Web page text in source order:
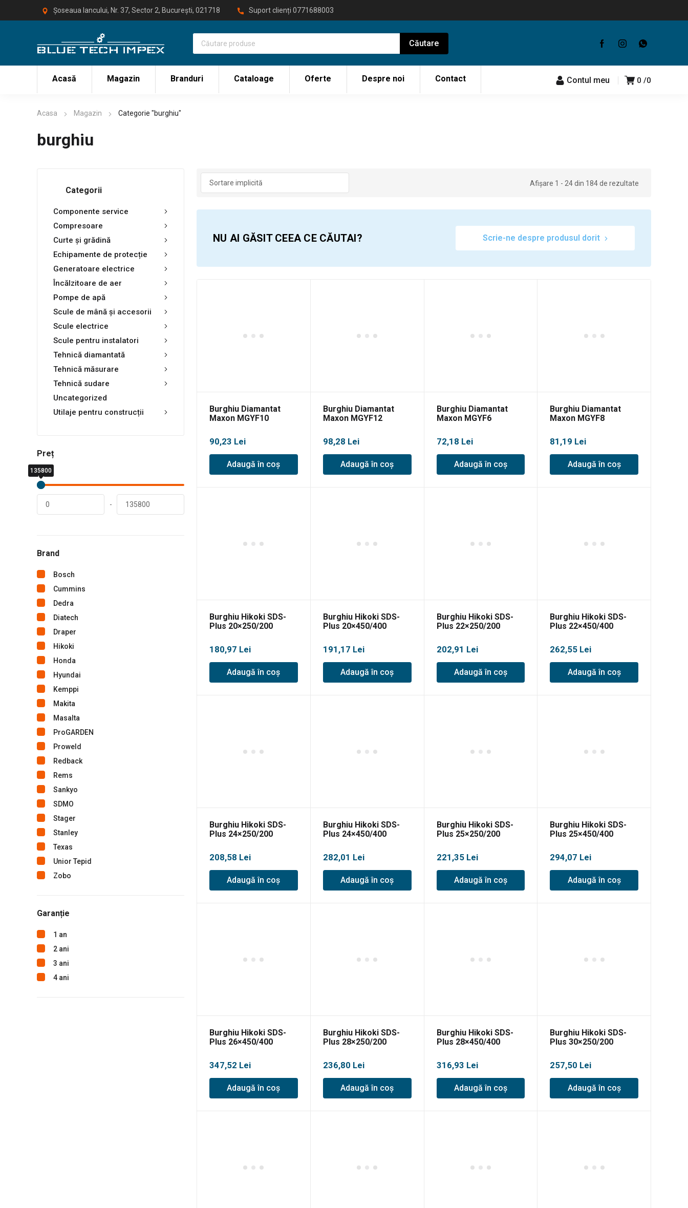
Șoseaua Iancului, Nr. 37, Sector 2, București, 021718 Suport clienți 0771688003
Acasă Magazin Branduri Cataloage Oferte Despre noi Contact 0 0
Contul meu
Acasa Magazin Categorie "burghiu"
burghiu
Categorii
Componente service
Compresoare
Curte și grădină
Echipamente de protecție
Generatoare electrice
Încălzitoare de aer
Pompe de apă
Scule de mână și accesorii
Scule electrice
Scule pentru instalatori
Tehnică diamantată
Tehnică măsurare
Tehnică sudare
Uncategorized
Utilaje pentru construcții
Preț
0
lei
135800
lei
-
Brand
Bosch
Cummins
Dedra
Diatech
Draper
Hikoki
Honda
Hyundai
Kemppi
Makita
Masalta
ProGARDEN
Proweld
Redback
Rems
Sankyo
SDMO
Stager
Stanley
Texas
Unior Tepid
Zobo
Garanție
1 an
2 ani
3 ani
4 ani
Afișare 1 - 24 din 184 de rezultate
NU AI GĂSIT CEEA CE CĂUTAI? Scrie-ne despre produsul dorit
Burghiu Diamantat
Maxon MGYF10
90,23 Lei
Adaugă în coș
Burghiu Diamantat
Maxon MGYF12
98,28 Lei
Adaugă în coș
Burghiu Diamantat
Maxon MGYF6
72,18 Lei
Adaugă în coș
Burghiu Diamantat
Maxon MGYF8
81,19 Lei
Adaugă în coș
Burghiu Hikoki SDS-
Plus 20×250/200
180,97 Lei
Adaugă în coș
Burghiu Hikoki SDS-
Plus 20×450/400
191,17 Lei
Adaugă în coș
Burghiu Hikoki SDS-
Plus 22×250/200
202,91 Lei
Adaugă în coș
Burghiu Hikoki SDS-
Plus 22×450/400
262,55 Lei
Adaugă în coș
Burghiu Hikoki SDS-
Plus 24×250/200
208,58 Lei
Adaugă în coș
Burghiu Hikoki SDS-
Plus 24×450/400
282,01 Lei
Adaugă în coș
Burghiu Hikoki SDS-
Plus 25×250/200
221,35 Lei
Adaugă în coș
Burghiu Hikoki SDS-
Plus 25×450/400
294,07 Lei
Adaugă în coș
Burghiu Hikoki SDS-
Plus 26×450/400
347,52 Lei
Adaugă în coș
Burghiu Hikoki SDS-
Plus 28×250/200
236,80 Lei
Adaugă în coș
Burghiu Hikoki SDS-
Plus 28×450/400
316,93 Lei
Adaugă în coș
Burghiu Hikoki SDS-
Plus 30×250/200
257,50 Lei
Adaugă în coș